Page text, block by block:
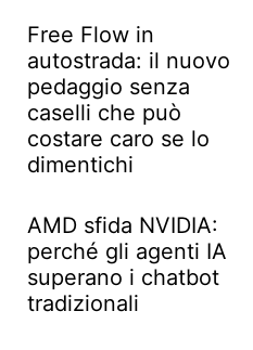
Free Flow in
autostrada: il nuovo
pedaggio senza
caselli che può
costare caro se lo
dimentichi
AMD sfida NVIDIA:
perché gli agenti IA
superano i chatbot
tradizionali